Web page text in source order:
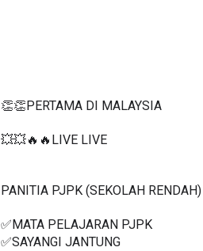
👏👏PERTAMA DI MALAYSIA
💥💥🔥🔥LIVE LIVE
PANITIA PJPK (SEKOLAH RENDAH)
✅MATA PELAJARAN PJPK
✅SAYANGI JANTUNG